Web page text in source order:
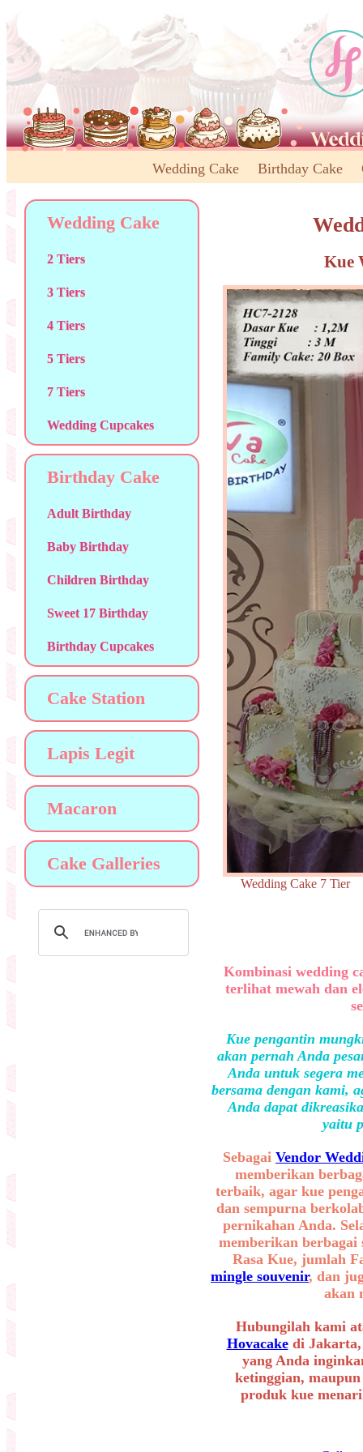
Wedding Cake Birthday Cake
Wedding Cake
2 Tiers
3 Tiers
4 Tiers
5 Tiers
7 Tiers
Wedding Cupcakes
Birthday Cake
Adult Birthday
Baby Birthday
Children Birthday
Sweet 17 Birthday
Birthday Cupcakes
Cake Station
Lapis Legit
Macaron
Cake Galleries
Kue
Wedding Cake 7
Kombinasi wedding
terlihat mewah dan
Kue pengantin
akan pernah Anda
Anda untuk segera
bersama dengan kami,
Anda dapat
yaitu
Sebagai Vendor
memberikan
terbaik, agar kue
dan sempurna
pernikahan Anda.
memberikan
Rasa Kue, jumlah
mingle souvenir, dan
akan
Hubungilah kami
Hovacakedi Jakarta,
yang Anda
ketinggian,
produk kue